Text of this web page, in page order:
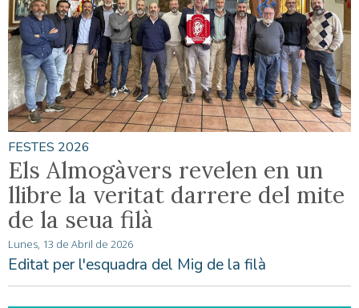
FESTES 2026
Els Almogàvers revelen en un
llibre la veritat darrere del mite
de la seua filà
Lunes, 13 de Abril de 2026
Editat per l'esquadra del Mig de la filà